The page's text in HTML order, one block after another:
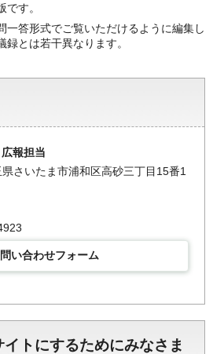
です。
一答形式でご覧いただけるように編集し
とは若干異なります。
広報担当
さいたま市浦和区高砂三丁目15番1
い合わせフォーム
トにするためにみなさま